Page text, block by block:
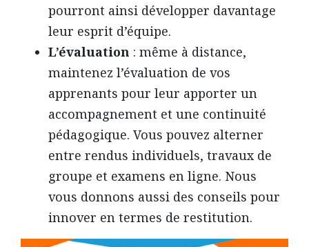
pourront ainsi développer davantage
leur esprit d’équipe.
L’évaluation : même à distance,
maintenez l’évaluation de vos
apprenants pour leur apporter un
accompagnement et une continuité
pédagogique. Vous pouvez alterner
entre rendus individuels, travaux de
groupe et examens en ligne. Nous
vous donnons aussi des conseils pour
innover en termes de restitution.